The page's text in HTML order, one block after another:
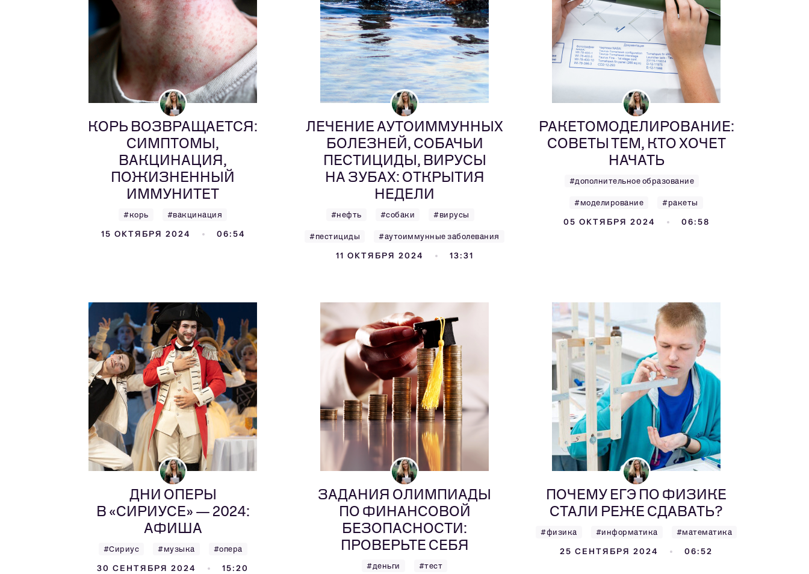
КОРЬ ВОЗВРАЩАЕТСЯ:
СИМПТОМЫ,
ВАКЦИНАЦИЯ,
ПОЖИЗНЕННЫЙ
ИММУНИТЕТ
#корь #вакцинация
15 ОКТЯБРЯ 2024 06:54
ЛЕЧЕНИЕ АУТОИММУННЫХ
БОЛЕЗНЕЙ, СОБАЧЬИ
ПЕСТИЦИДЫ, ВИРУСЫ
НА ЗУБАХ: ОТКРЫТИЯ
НЕДЕЛИ
#нефть #собаки #вирусы
#пестициды #аутоиммунные заболевания
11 ОКТЯБРЯ 2024 13:31
РАКЕТОМОДЕЛИРОВАНИЕ:
СОВЕТЫ ТЕМ, КТО ХОЧЕТ
НАЧАТЬ
#дополнительное образование
#моделирование #ракеты
05 ОКТЯБРЯ 2024 06:58
ДНИ ОПЕРЫ
В «СИРИУСЕ» — 2024:
АФИША
#Сириус #музыка #опера
30 СЕНТЯБРЯ 2024 15:20
ЗАДАНИЯ ОЛИМПИАДЫ
ПО ФИНАНСОВОЙ
БЕЗОПАСНОСТИ:
ПРОВЕРЬТЕ СЕБЯ
#деньги #тест
ПОЧЕМУ ЕГЭ ПО ФИЗИКЕ
СТАЛИ РЕЖЕ СДАВАТЬ?
#физика #информатика #математика
25 СЕНТЯБРЯ 2024 06:52